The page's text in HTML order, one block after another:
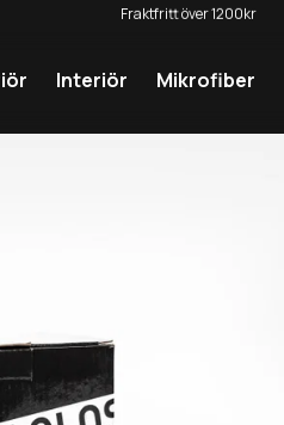
Dekaler ingår i alla ordrar
Interiör Mikrofiber